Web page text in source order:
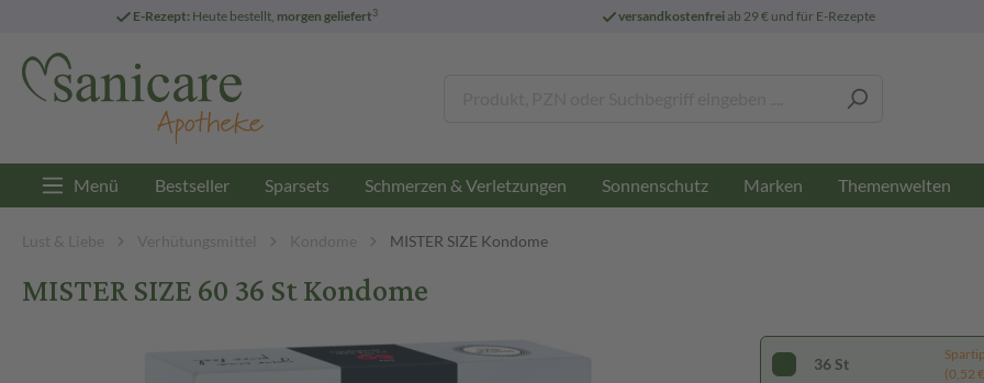
E-Rezept: Heute bestellt, morgen geliefert3 versandkostenfreiab 29 € und für E-Rezepte
Menü Bestseller Sparsets Schmerzen & Verletzungen Sonnenschutz Marken Themenwelten
Lust & Liebe Verhütungsmittel Kondome MISTER SIZE Kondome
MISTER SIZE 60 36 St Kondome
36 St
(0,52